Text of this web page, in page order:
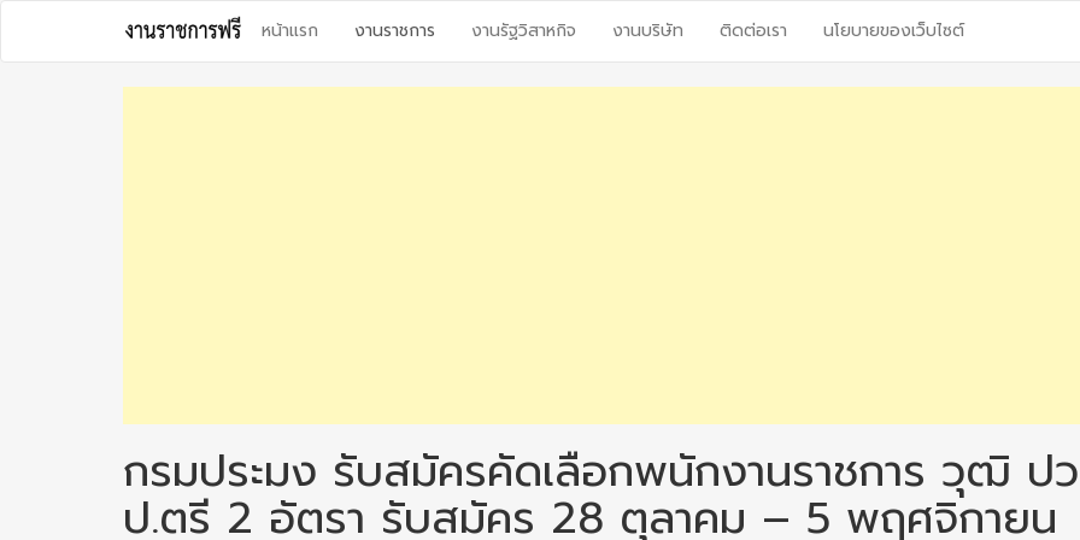
content
หน้าแรก งานราชการ งานรัฐวิสาหกิจ งานบริษัท ติดต่อเรา นโยบายของเว็บไซต์
กรมประมง รับสมัครคัดเลือกพนักงานราชการ วุฒิ ป
ป.ตรี 2 อัตรา รับสมัคร 28 ตุลาคม – 5 พฤศจิกายน